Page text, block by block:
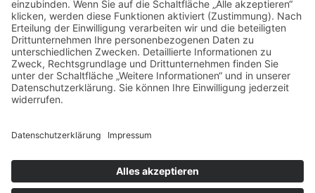
Unsere Öffnungszeiten:
Mo. – Do. 7:00 – 12:00 Uhr
und 13:00 – 16:00 Uhr,
Fr. 7:00 – 12:00 Uhr
E-Mail:info@krummholz-coburg.de